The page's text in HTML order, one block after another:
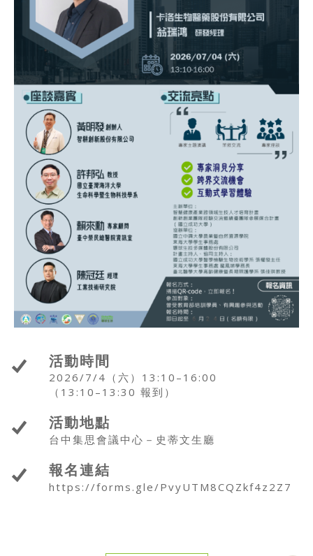
活動時間
2026/7/4（六）13:10–16:00
（13:10–13:30 報到）
活動地點
台中集思會議中心－史蒂文生廳
報名連結
https://forms.gle/PvyUTM8CQZkf4z2Z7